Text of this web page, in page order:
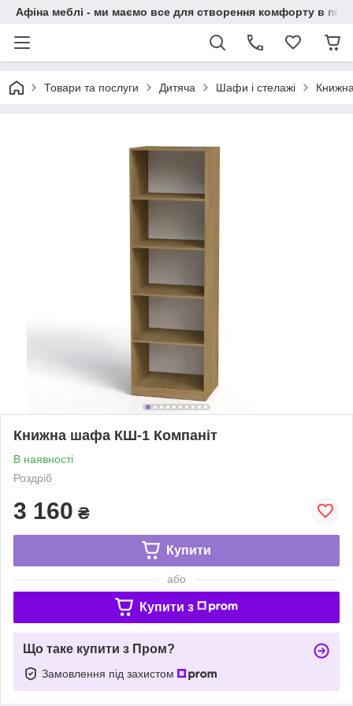
Афіна меблі - ми маємо все для створення комфорту в
Товари та послуги Дитяча Шафи і стелажі
Книжна шафа КШ-1 Компаніт
В наявності
Роздріб
3 160 ₴
Купити
або
Купити з
Що таке купити з Пром?
Замовлення під захистом